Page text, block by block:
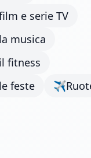
e serie TV
musica
fitness
feste ✈️